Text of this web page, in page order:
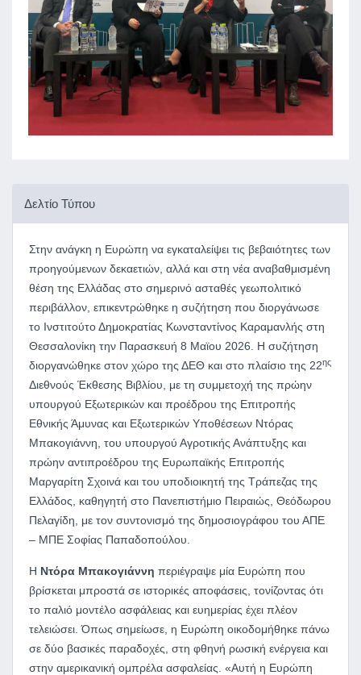
Δελτίο Τύπου
Στην ανάγκη η Ευρώπη να εγκαταλείψει τις βεβαιότητες των
προηγούμενων δεκαετιών, αλλά και στη νέα αναβαθμισμένη
θέση της Ελλάδας στο σημερινό ασταθές γεωπολιτικό
περιβάλλον, επικεντρώθηκε η συζήτηση που διοργάνωσε
το Ινστιτούτο Δημοκρατίας Κωνσταντίνος Καραμανλής στη
Θεσσαλονίκη την Παρασκευή 8 Μαϊου 2026. Η συζήτηση
διοργανώθηκε στον χώρο της ΔΕΘ και στο πλαίσιο της 22ης
Διεθνούς Έκθεσης Βιβλίου, με τη συμμετοχή της πρώην
υπουργού Εξωτερικών και προέδρου της Επιτροπής
Εθνικής Άμυνας και Εξωτερικών Υποθέσεων Ντόρας
Μπακογιάννη, του υπουργού Αγροτικής Ανάπτυξης και
πρώην αντιπροέδρου της Ευρωπαϊκής Επιτροπής
Μαργαρίτη Σχοινά και του υποδιοικητή της Τράπεζας της
Ελλάδος, καθηγητή στο Πανεπιστήμιο Πειραιώς, Θεόδωρου
Πελαγίδη, με τον συντονισμό της δημοσιογράφου του ΑΠΕ
– ΜΠΕ Σοφίας Παπαδοπούλου.
Η Ντόρα Μπακογιάννη περιέγραψε μία Ευρώπη που
βρίσκεται μπροστά σε ιστορικές αποφάσεις, τονίζοντας ότι
το παλιό μοντέλο ασφάλειας και ευημερίας έχει πλέον
τελειώσει. Όπως σημείωσε, η Ευρώπη οικοδομήθηκε πάνω
σε δύο βασικές παραδοχές, στη φθηνή ρωσική ενέργεια και
στην αμερικανική ομπρέλα ασφαλείας. «Αυτή η Ευρώπη